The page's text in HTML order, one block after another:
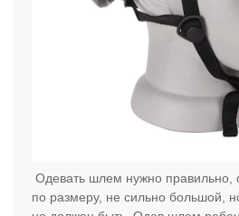
Одевать шлем нужно правильно,
по размеру, не сильно большой,